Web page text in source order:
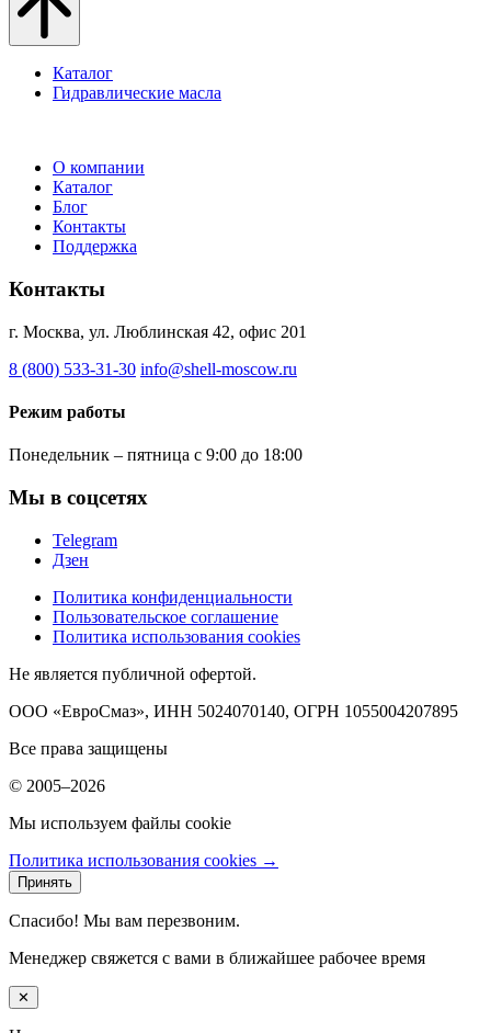
Каталог
Гидравлические масла
О компании
Каталог
Блог
Контакты
Поддержка
Контакты
г. Москва, ул. Люблинская 42, офис 201
8 (800) 533-31-30 info@shell-moscow.ru
Режим работы
Понедельник – пятница с 9:00 до 18:00
Мы в соцсетях
Telegram
Дзен
Политика конфиденциальности
Пользовательское соглашение
Политика использования cookies
Не является публичной офертой.
ООО «ЕвроСмаз», ИНН 5024070140, ОГРН 1055004207895
Все права защищены
© 2005–2026
Мы используем файлы cookie
Политика использования cookies →
Принять
Спасибо! Мы вам перезвоним.
Менеджер свяжется с вами в ближайшее рабочее время
✕